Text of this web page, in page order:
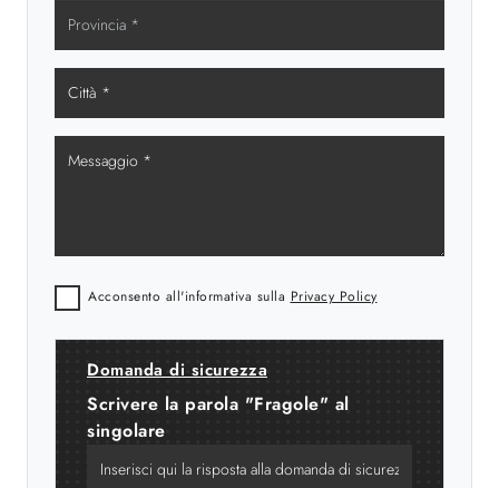
Acconsento all'informativa sulla Privacy Policy
Domanda di sicurezza
Scrivere la parola "Fragole" al
singolare